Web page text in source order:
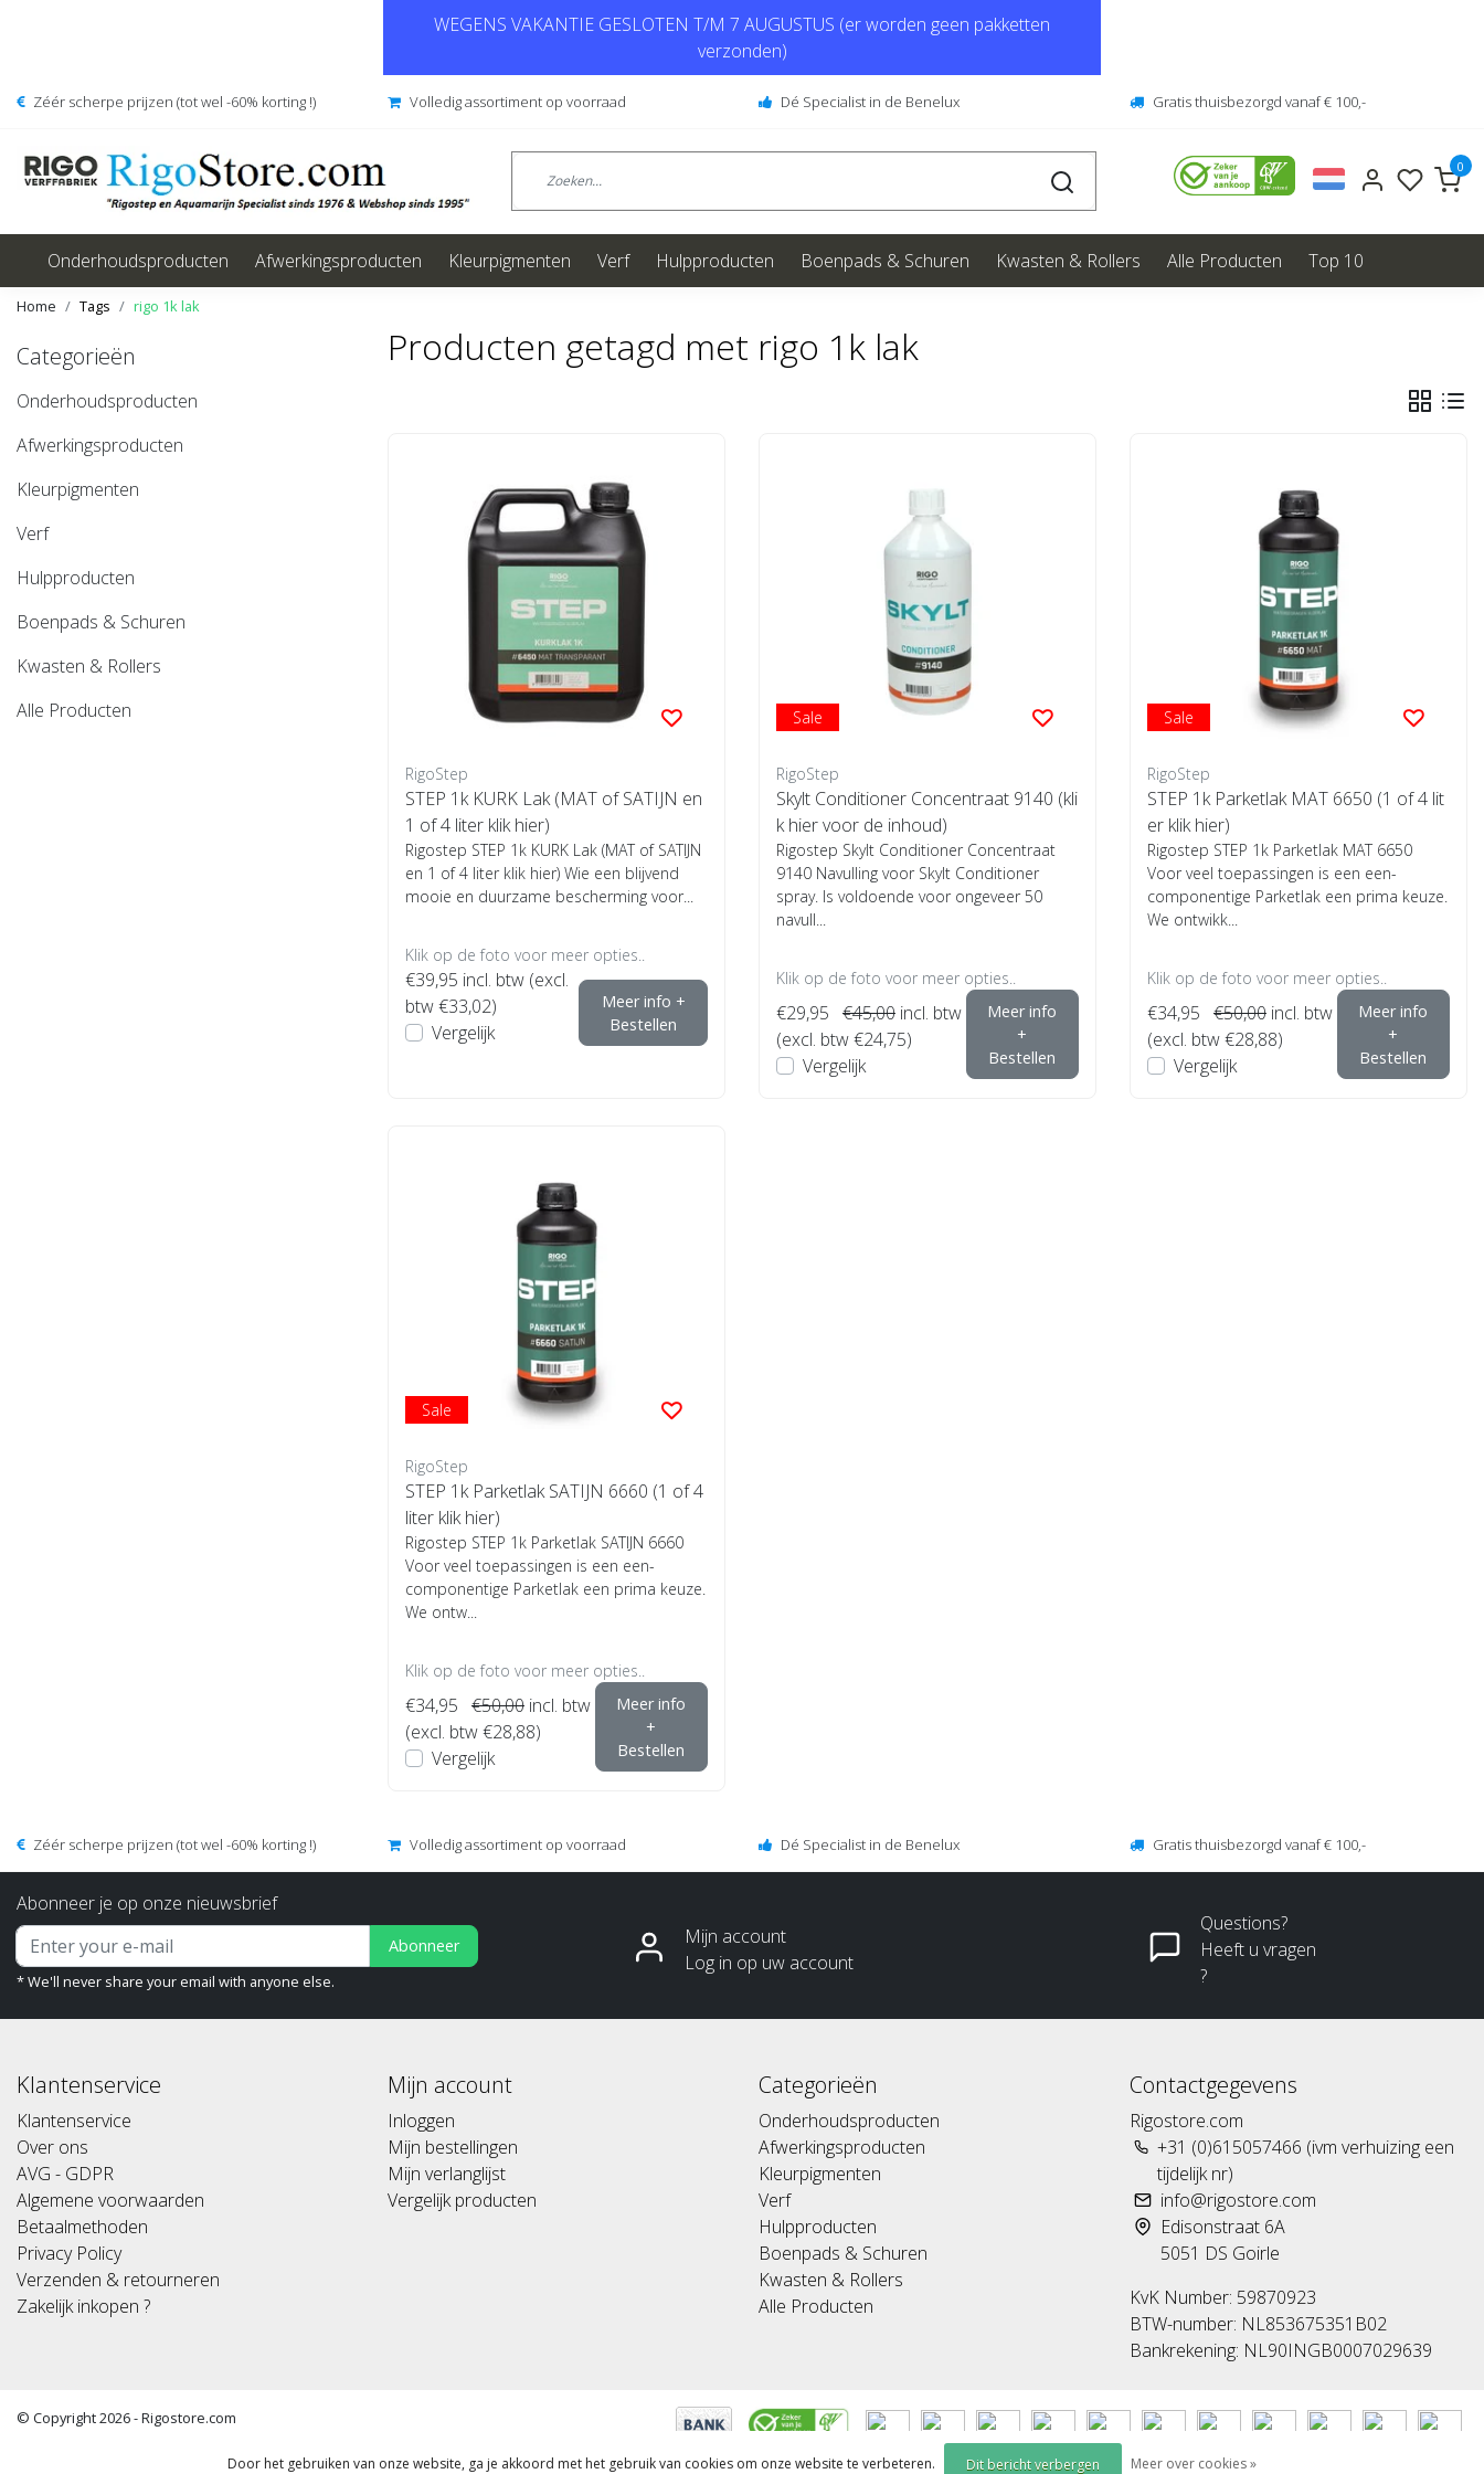
WEGENS VAKANTIE GESLOTEN T/M 7 AUGUSTUS (er worden geen pakketten
verzonden)
Zéér scherpe prijzen (tot wel -60% korting !) Volledig assortiment op voorraad Dé Specialist in de Benelux Gratis thuisbezorgd vanaf € 100,-
0
Onderhoudsproducten Afwerkingsproducten Kleurpigmenten Verf Hulpproducten Boenpads & Schuren Kwasten & Rollers Alle Producten Top 10
Home Tags rigo 1k lak
Categorieën
Onderhoudsproducten
Afwerkingsproducten
Kleurpigmenten
Verf
Hulpproducten
Boenpads & Schuren
Kwasten & Rollers
Alle Producten
Producten getagd met rigo 1k lak
RigoStep
STEP 1k KURK Lak (MAT of SATIJN en
1 of 4 liter klik hier)
Rigostep STEP 1k KURK Lak (MAT of SATIJN
en 1 of 4 liter klik hier) Wie een blijvend
mooie en duurzame bescherming voor...
Klik op de foto voor meer opties..
€39,95 incl. btw (excl.
btw €33,02)
Vergelijk
Meer info +
Bestellen
Sale
RigoStep
Skylt Conditioner Concentraat 9140 (kli
k hier voor de inhoud)
Rigostep Skylt Conditioner Concentraat
9140 Navulling voor Skylt Conditioner
spray. Is voldoende voor ongeveer 50
navull...
Klik op de foto voor meer opties..
€29,95 €45,00 incl. btw
(excl. btw €24,75)
Vergelijk
Meer info
+
Bestellen
Sale
RigoStep
STEP 1k Parketlak MAT 6650 (1 of 4 lit
er klik hier)
Rigostep STEP 1k Parketlak MAT 6650
Voor veel toepassingen is een een-
componentige Parketlak een prima keuze.
We ontwikk...
Klik op de foto voor meer opties..
€34,95 €50,00 incl. btw
(excl. btw €28,88)
Vergelijk
Meer info
+
Bestellen
Sale
RigoStep
STEP 1k Parketlak SATIJN 6660 (1 of 4
liter klik hier)
Rigostep STEP 1k Parketlak SATIJN 6660
Voor veel toepassingen is een een-
componentige Parketlak een prima keuze.
We ontw...
Klik op de foto voor meer opties..
€34,95 €50,00 incl. btw
(excl. btw €28,88)
Vergelijk
Meer info
+
Bestellen
Zéér scherpe prijzen (tot wel -60% korting !) Volledig assortiment op voorraad Dé Specialist in de Benelux Gratis thuisbezorgd vanaf € 100,-
Abonneer je op onze nieuwsbrief
Abonneer
* We'll never share your email with anyone else.
Mijn account
Log in op uw account
Questions?
Heeft u vragen
?
Klantenservice
Klantenservice
Over ons
AVG - GDPR
Algemene voorwaarden
Betaalmethoden
Privacy Policy
Verzenden & retourneren
Zakelijk inkopen ?
Mijn account
Inloggen
Mijn bestellingen
Mijn verlanglijst
Vergelijk producten
Categorieën
Onderhoudsproducten
Afwerkingsproducten
Kleurpigmenten
Verf
Hulpproducten
Boenpads & Schuren
Kwasten & Rollers
Alle Producten
Contactgegevens
Rigostore.com
+31 (0)615057466 (ivm verhuizing een
tijdelijk nr)
info@rigostore.com
Edisonstraat 6A
5051 DS Goirle
KvK Number: 59870923
BTW-number: NL853675351B02
Bankrekening: NL90INGB0007029639
© Copyright 2026 - Rigostore.com
Door het gebruiken van onze website, ga je akkoord met het gebruik van cookies om onze website te verbeteren. Dit bericht verbergen Meer over cookies »